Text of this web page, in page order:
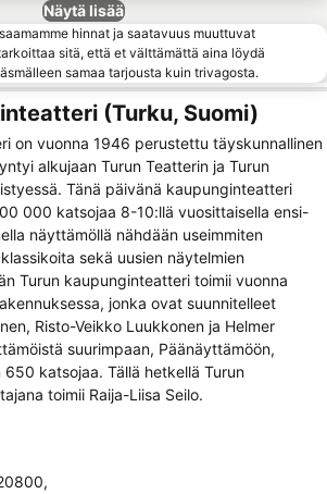
Näytä lisää
hinnat ja saatavuus muuttuvat
sitä, että et välttämättä aina löydä
samaa tarjousta kuin trivagosta.
(Turku, Suomi)
on vuonna 1946 perustettu täyskunnallinen
alkujaan Turun Teatterin ja Turun
Tänä päivänä kaupunginteatteri
000 katsojaa 8-10:llä vuosittaisella ensi-
näyttämöllä nähdään useimmiten
sekä uusien näytelmien
Turun kaupunginteatteri toimii vuonna
jonka ovat suunnitelleet
Risto-Veikko Luukkonen ja Helmer
suurimpaan, Päänäyttämöön,
650 katsojaa. Tällä hetkellä Turun
toimii Raija-Liisa Seilo.
,